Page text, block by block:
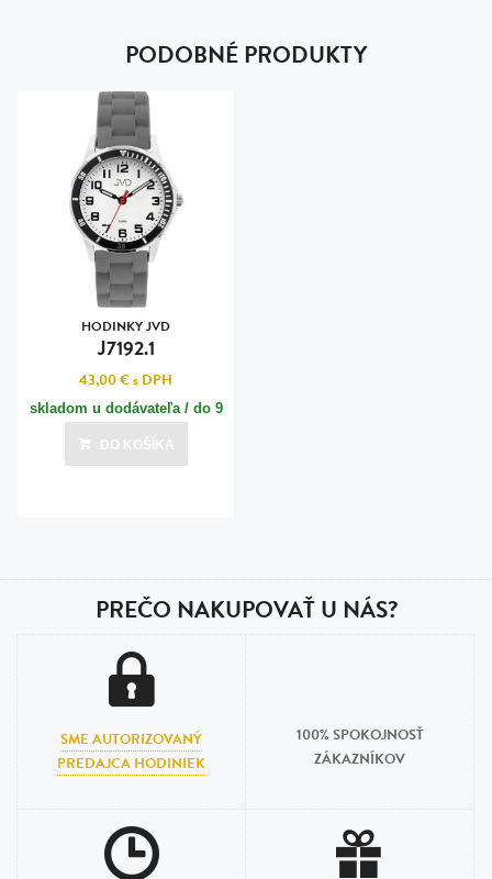
PODOBNÉ PRODUKTY
HODINKY JVD
J7192.1
43,00 €s DPH
skladom u dodávateľa / do 9
Posledná aktualizácia dnes o 08:00
DO KOŠÍKA
PREČO NAKUPOVAŤ U NÁS?
SME AUTORIZOVANÝ
PREDAJCA HODINIEK
100% SPOKOJNOSŤ
ZÁKAZNÍKOV